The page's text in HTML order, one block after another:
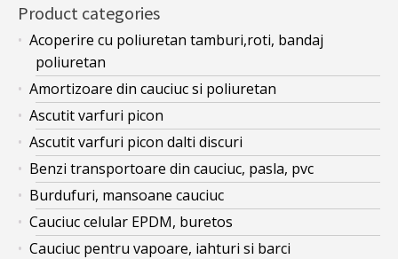
Product categories
Acoperire cu poliuretan tamburi,roti, bandaj
poliuretan
Amortizoare din cauciuc si poliuretan
Ascutit varfuri picon
Ascutit varfuri picon dalti discuri
Benzi transportoare din cauciuc, pasla, pvc
Burdufuri, mansoane cauciuc
Cauciuc celular EPDM, buretos
Cauciuc pentru vapoare, iahturi si barci